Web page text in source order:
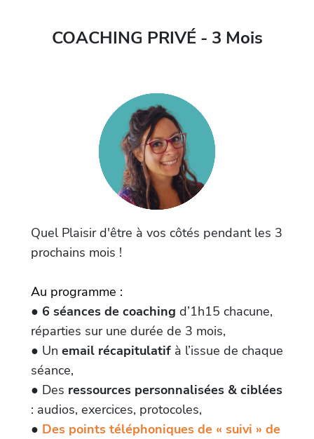
COACHING PRIVÉ - 3 Mois
Quel Plaisir d'être à vos côtés pendant les 3
prochains mois !
Au programme :
● 6 séances de coaching d’1h15 chacune,
réparties sur une durée de 3 mois,
● Un email récapitulatif à l’issue de chaque
séance,
● Des ressources personnalisées & ciblées
: audios, exercices, protocoles,
● Des points téléphoniques de « suivi » de